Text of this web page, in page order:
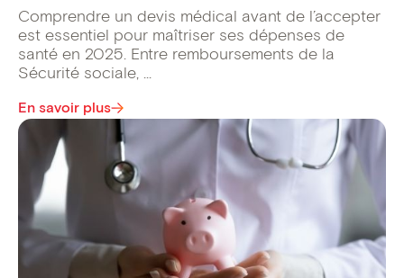
Comprendre un devis médical avant de l’accepter
est essentiel pour maîtriser ses dépenses de
santé en 2025. Entre remboursements de la
Sécurité sociale, ...
En savoir plus